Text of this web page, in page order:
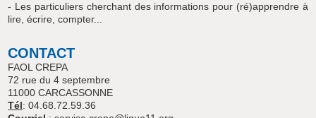
- Les particuliers cherchant des informations pour (ré)apprendre à
lire, écrire, compter...
CONTACT
FAOL CREPA
72 rue du 4 septembre
11000 CARCASSONNE
Tél: 04.68.72.59.36